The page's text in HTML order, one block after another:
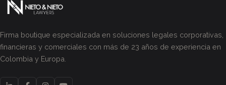
Firma boutique especializada en soluciones legales corporativas,
financieras y comerciales con más de 23 años de experiencia en
Colombia y Europa.